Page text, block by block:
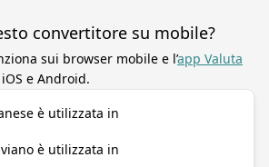
convertitore su mobile?
sui browser mobile e l’app Valuta
e Android.
è utilizzata in
è utilizzata in